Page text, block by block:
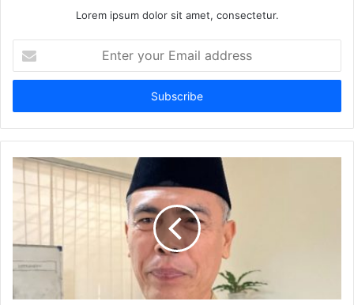
Lorem ipsum dolor sit amet, consectetur.
your
Email